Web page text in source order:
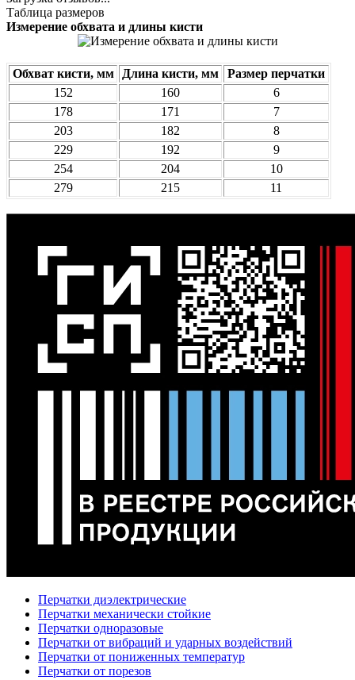
Таблица размеров
Измерение обхвата и длины кисти
Обхват кисти, мм Длина кисти, мм
Размер перчатки
152
160
6
178
171
7
203
182
8
229
192
9
254
204
10
279
215 11
Перчатки диэлектрические
Перчатки механически стойкие
Перчатки одноразовые
Перчатки от вибраций и ударных воздействий
Перчатки от пониженных температур
Перчатки от порезов